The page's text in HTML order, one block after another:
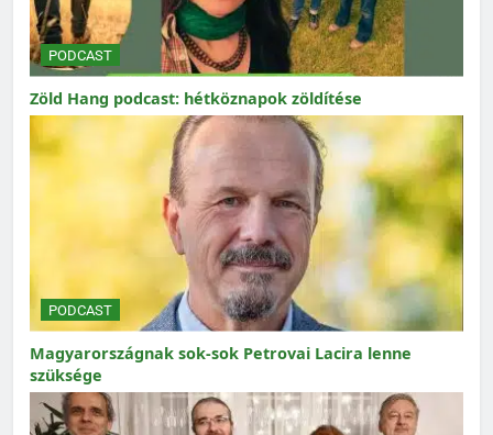
PODCAST
Zöld Hang podcast: hétköznapok zöldítése
PODCAST
Magyarországnak sok-sok Petrovai Lacira lenne
szüksége